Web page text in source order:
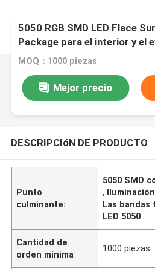
5050 RGB SMD LED Flace
Package para el interior y el
MOQ：1000 piezas
Mejor precio
DESCRIPCIóN DE PRODUCTO
Punto
culminante:
5050 SMD
,
Las bandas
LED 5050
Cantidad de
orden mínima
1000 piezas